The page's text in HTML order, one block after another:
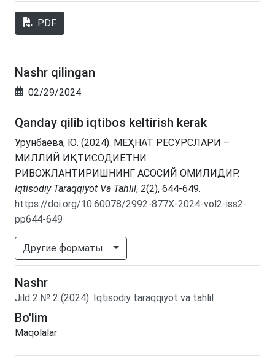
PDF
Nashr qilingan
02/29/2024
Qanday qilib iqtibos keltirish kerak
Урунбаева, Ю. (2024). МЕҲНАТ РЕСУРСЛАРИ –
МИЛЛИЙ ИҚТИСОДИЁТНИ
РИВОЖЛАНТИРИШНИНГ АСОСИЙ ОМИЛИДИР.
Iqtisodiy Taraqqiyot Va Tahlil, 2(2), 644-649.
https://doi.org/10.60078/2992-877X-2024-vol2-iss2-
pp644-649
Другие форматы
Nashr
Jild 2 № 2 (2024): Iqtisodiy taraqqiyot va tahlil
Bo'lim
Maqolalar